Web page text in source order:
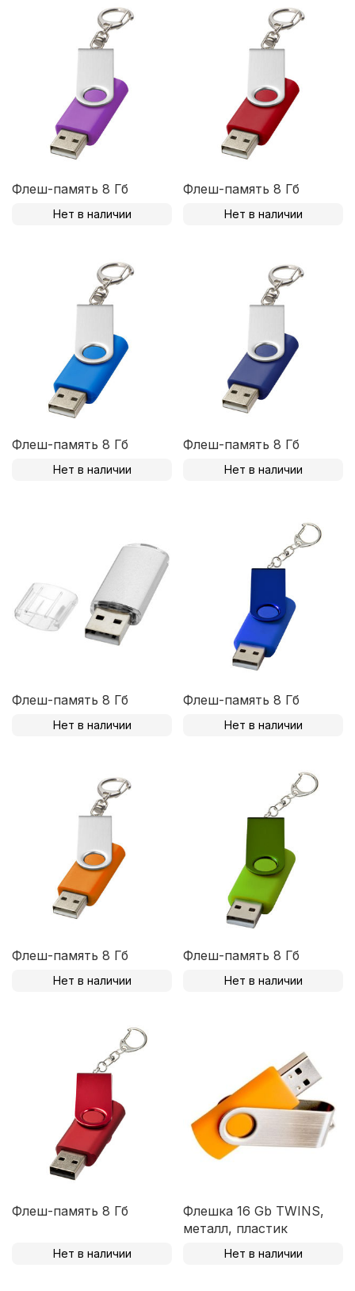
Флеш-память 8 Гб
Нет в наличии
Флеш-память 8 Гб
Нет в наличии
Флеш-память 8 Гб
Нет в наличии
Флеш-память 8 Гб
Нет в наличии
Флеш-память 8 Гб
Нет в наличии
Флеш-память 8 Гб
Нет в наличии
Флеш-память 8 Гб
Нет в наличии
Флеш-память 8 Гб
Нет в наличии
Флеш-память 8 Гб
Нет в наличии
Флешка 16 Gb TWINS,
металл, пластик
Нет в наличии